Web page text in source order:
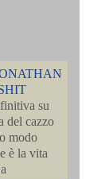
su
del cazzo
modo
è la vita